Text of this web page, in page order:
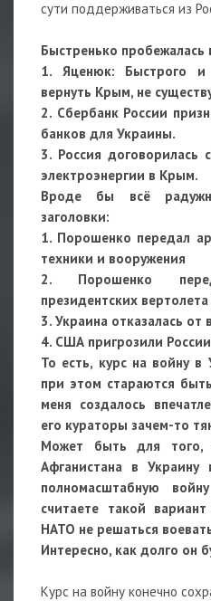
сути поддерживаться из
Быстренько пробежалась
1. Яценюк: Быстрого и
вернуть Крым, не
2. Сбербанк России
банков для Украины.
3. Россия договорилась
электроэнергии в Крым.
Вроде бы всё
заголовки:
1. Порошенко передал
техники и вооружения
2. Порошенко
президентских
3. Украина отказалась от
4. США пригрозили
То есть, курс на войну в
при этом стараются
меня создалось
его кураторы зачем-то
Может быть для того,
Афганистана в
полномасштабную
считаете такой
НАТО не решаться
Интересно, как долго он
Курс на войну конечно